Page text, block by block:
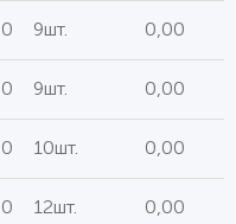
9шт. 0,00
9шт. 0,00
10шт. 0,00
12шт. 0,00